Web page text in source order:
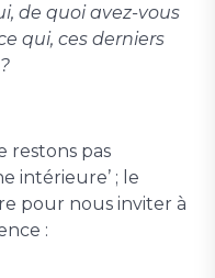
de quoi avez-vous
qui, ces derniers
restons pas
intérieure’ ; le
pour nous inviter à
: